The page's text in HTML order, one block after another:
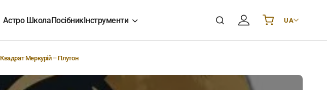
Астро ШколаПосібникІнструменти UA
UA Українська
Квадрат Меркурій – Плутон